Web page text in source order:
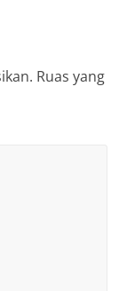
Ruas yang